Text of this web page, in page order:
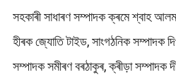
সহকাৰী সাধাৰণ সম্পাদক ক্ৰমে শ্বাহ আলম,
হীৰক জ্যোতি টাইড, সাংগঠনিক সম্পাদক
সম্পাদক সমীৰণ বৰঠাকুৰ, ক্ৰীড়া সম্পাদক